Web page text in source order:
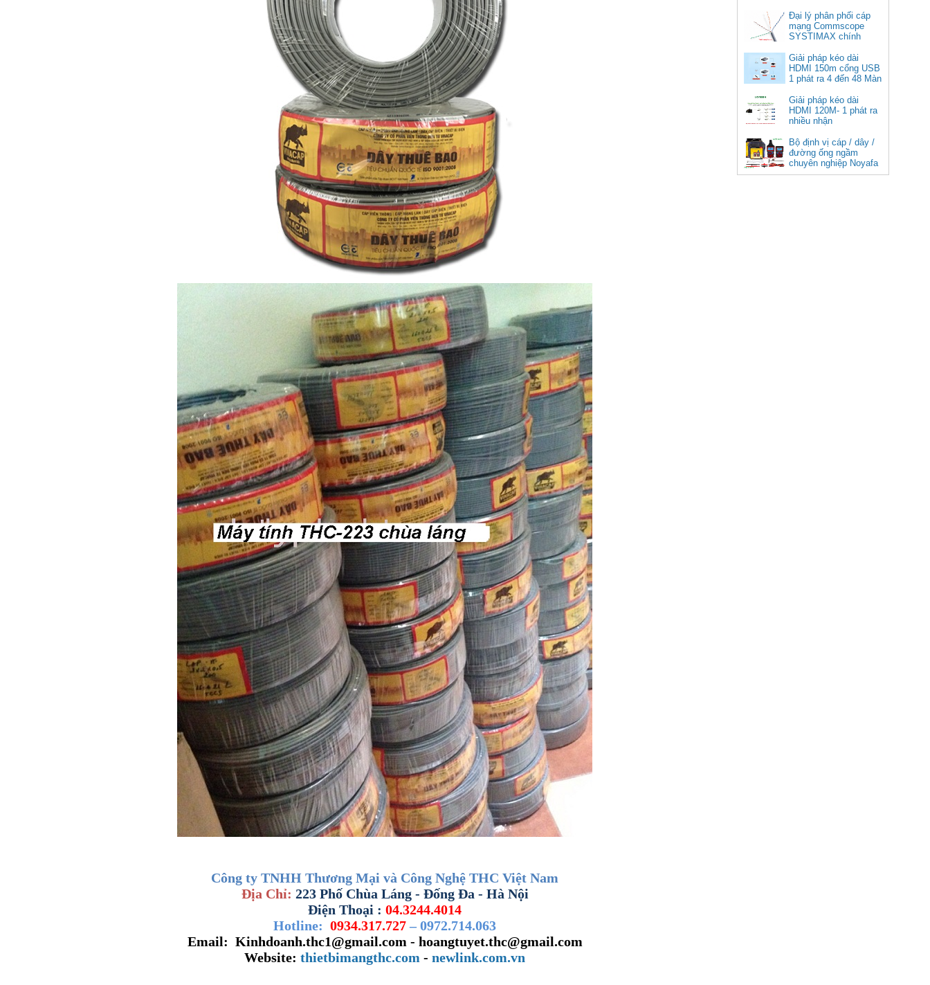
Công ty TNHH Thương Mại và Công Nghệ THC Việt Nam
Địa Chỉ: 223 Phố Chùa Láng - Đống Đa - Hà Nội
Điện Thoại : 04.3244.4014
Hotline: 0934.317.727– 0972.714.063
Email: Kinhdoanh.thc1@gmail.com - hoangtuyet.thc@gmail.com
Website: thietbimangthc.com - newlink.com.vn
Cáp chuyển USB Type-C sang
Displayport 1.4 độ phân giải
cao cấp
Giá: 350,000 VNĐ
Commscope
Đại lý phân phối cáp
mạng Commscope
SYSTIMAX chính
Giải pháp kéo dài
HDMI 150m cổng USB
1 phát ra 4 đến 48 Màn
Giải pháp kéo dài
HDMI 120M- 1 phát ra
nhiều nhận
Bộ định vị cáp / dây /
đường ống ngầm
chuyên nghiệp Noyafa
NF-826